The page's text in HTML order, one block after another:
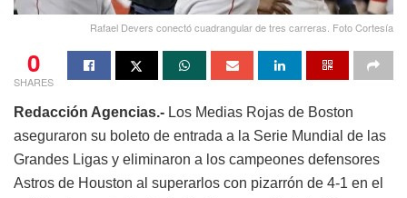
Rafael Devers conectó cuadrangular de tres carreras. Foto Cortesía
0
SHARES
Redacción Agencias.- Los Medias Rojas de Boston
aseguraron su boleto de entrada a la Serie Mundial de las
Grandes Ligas y eliminaron a los campeones defensores
Astros de Houston al superarlos con pizarrón de 4-1 en el